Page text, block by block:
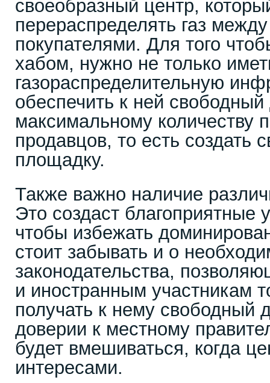
своеобразный центр,
перераспределять газ
покупателями. Для того
хабом, нужно не только
газораспределительную
обеспечить к ней свободный
максимальному количеству
продавцов, то есть создать
площадку.
Также важно наличие
Это создаст благоприятные
чтобы избежать
стоит забывать и о
законодательства,
и иностранным участникам
получать к нему свободный
доверии к местному
будет вмешиваться, когда
интересами.